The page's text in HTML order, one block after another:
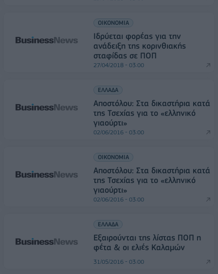
ΟΙΚΟΝΟΜΙΑ
Ιδρύεται φορέας για την
ανάδειξη της κορινθιακής
σταφίδας σε ΠΟΠ
27/04/2018 - 03:00
ΕΛΛΑΔΑ
Αποστόλου: Στα δικαστήρια κατά
της Τσεχίας για το «ελληνικό
γιαούρτι»
02/06/2016 - 03:00
ΟΙΚΟΝΟΜΙΑ
Αποστόλου: Στα δικαστήρια κατά
της Τσεχίας για το «ελληνικό
γιαούρτι»
02/06/2016 - 03:00
ΕΛΛΑΔΑ
Εξαιρούνται της λίστας ΠΟΠ η
φέτα & οι ελιές Καλαμών
31/05/2016 - 03:00